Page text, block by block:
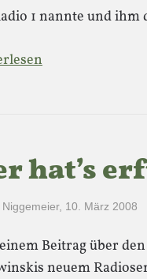
1 nannte und ihm
hat’s
Niggemeier, 10. März 2008
Beitrag über
neuem